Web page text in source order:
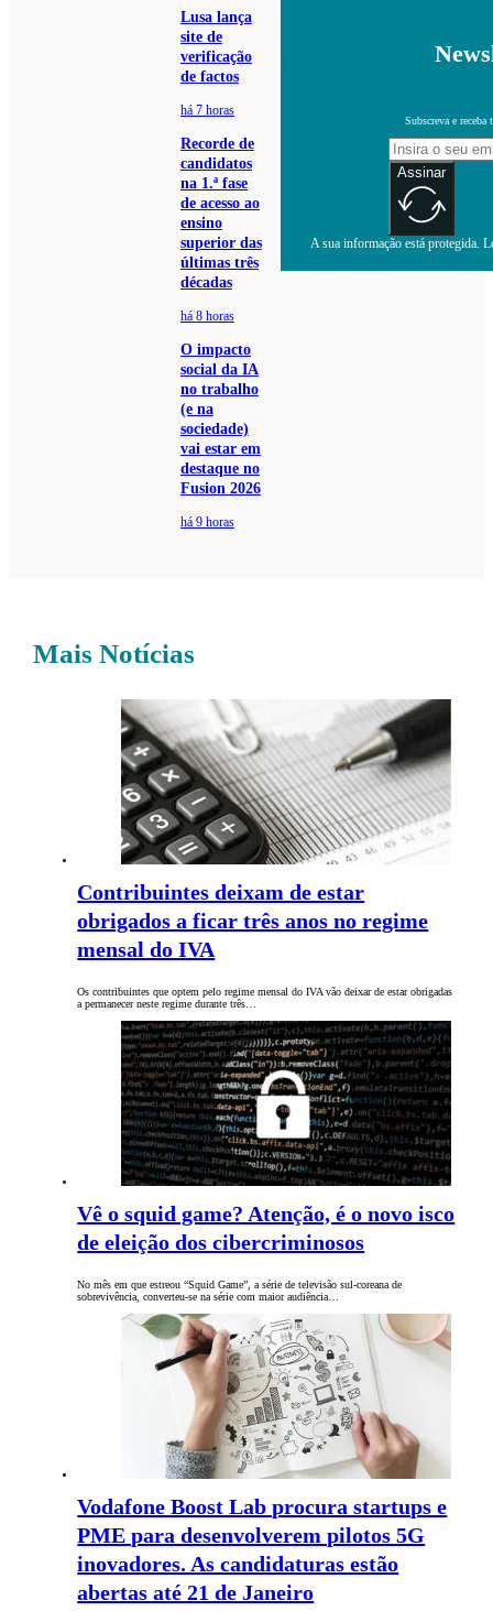
Lusa lança
site de
verificação
de factos
há 7 horas
Recorde de
candidatos
na 1.ª fase
de acesso ao
ensino
superior das
últimas três
décadas
há 8 horas
O impacto
social da IA
no trabalho
(e na
sociedade)
vai estar em
destaque no
Fusion 2026
há 9 horas
Subscreva e receba
Assinar
A sua informação está protegida.
Mais Notícias
Contribuintes deixam de estar
obrigados a ficar três anos no regime
mensal do IVA
Os contribuintes que optem pelo regime mensal do IVA vão deixar de estar obrigadas
a permanecer neste regime durante três…
Vê o squid game? Atenção, é o novo isco
de eleição dos cibercriminosos
No mês em que estreou “Squid Game”, a série de televisão sul-coreana de
sobrevivência, converteu-se na série com maior audiência…
Vodafone Boost Lab procura startups e
PME para desenvolverem pilotos 5G
inovadores. As candidaturas estão
abertas até 21 de Janeiro